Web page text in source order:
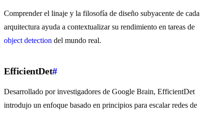
Comprender el linaje y la filosofía de diseño subyacente de cada
arquitectura ayuda a contextualizar su rendimiento en tareas de
object detection del mundo real.
EfficientDet#
Desarrollado por investigadores de Google Brain, EfficientDet
introdujo un enfoque basado en principios para escalar redes de